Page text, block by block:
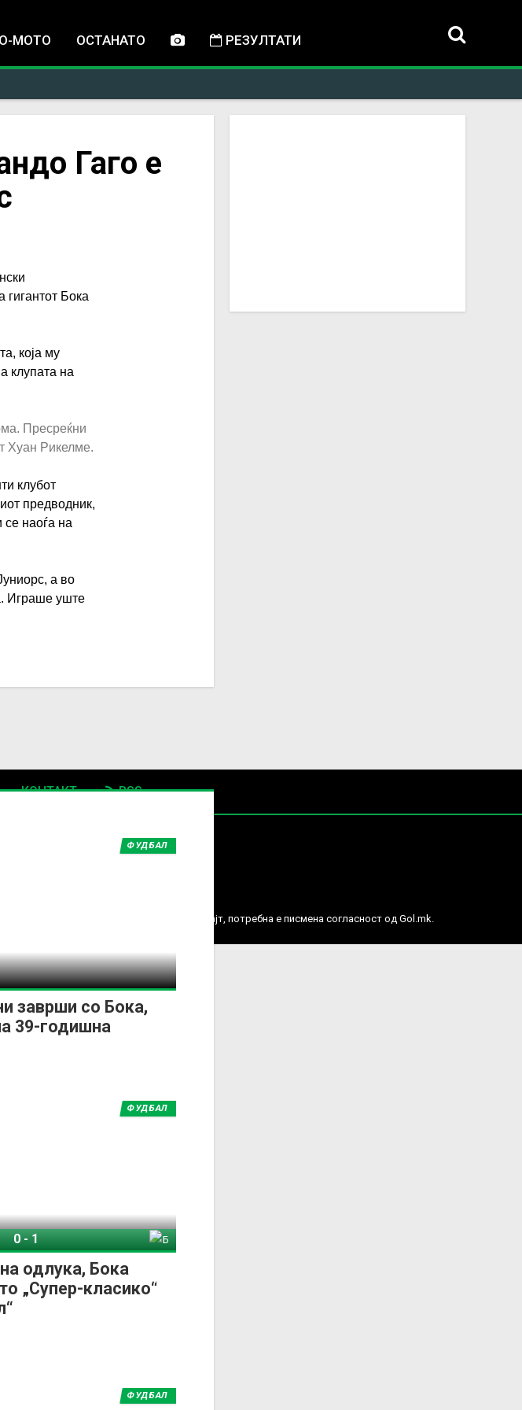
МОТО ОСТАНАТО РЕЗУЛТАТИ
Гаго е
Бока
која му
клупата на
Пресреќни
Хуан Рикелме.
клубот
предводник,
наоѓа на
а во
Играше уште
заврши со Бока,
39-годишна
ФУДБАЛ
одлука, Бока
„Супер-класико“
ФУДБАЛ
0-1
ФУДБАЛ
КОНТАКТ RSS
фотографии или податоци од овој веб сајт, потребна е писмена согласност од Gol.mk.